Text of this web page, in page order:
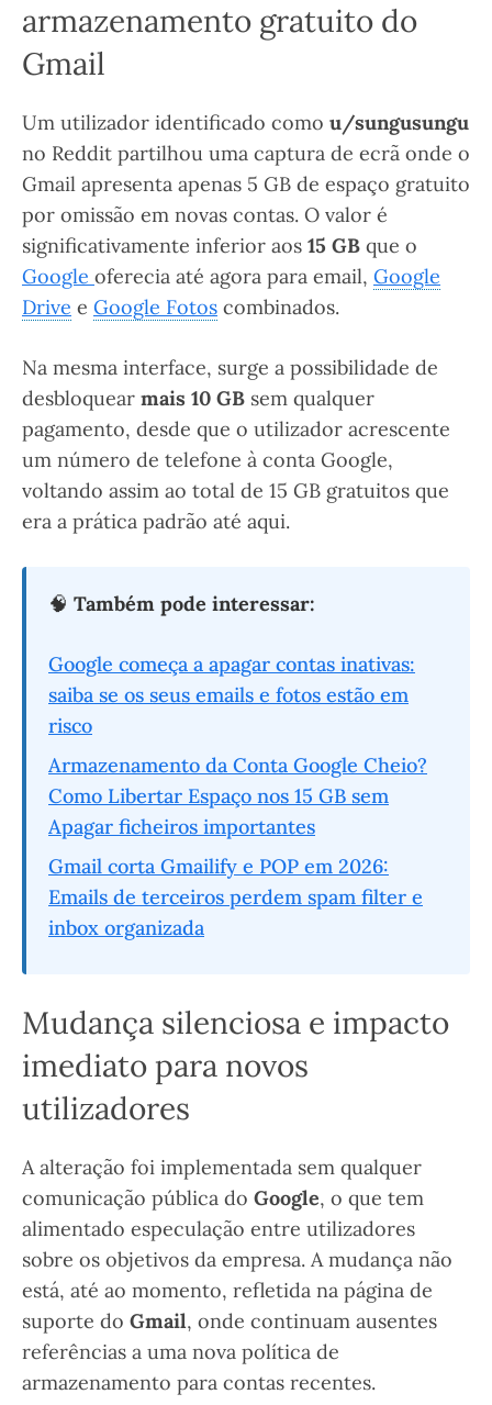
armazenamento gratuito do
Gmail
Um utilizador identificado como u/sungusungu
no Reddit partilhou uma captura de ecrã onde o
Gmail apresenta apenas 5 GB de espaço gratuito
por omissão em novas contas. O valor é
significativamente inferior aos 15 GB que o
Google oferecia até agora para email, Google
Drive e Google Fotos combinados.
Na mesma interface, surge a possibilidade de
desbloquear mais 10 GB sem qualquer
pagamento, desde que o utilizador acrescente
um número de telefone à conta Google,
voltando assim ao total de 15 GB gratuitos que
era a prática padrão até aqui.
🧠 Também pode interessar:
Google começa a apagar contas inativas:
saiba se os seus emails e fotos estão em
risco
Armazenamento da Conta Google Cheio?
Como Libertar Espaço nos 15 GB sem
Apagar ficheiros importantes
Gmail corta Gmailify e POP em 2026:
Emails de terceiros perdem spam filter e
inbox organizada
Mudança silenciosa e impacto
imediato para novos
utilizadores
A alteração foi implementada sem qualquer
comunicação pública do Google, o que tem
alimentado especulação entre utilizadores
sobre os objetivos da empresa. A mudança não
está, até ao momento, refletida na página de
suporte do Gmail, onde continuam ausentes
referências a uma nova política de
armazenamento para contas recentes.